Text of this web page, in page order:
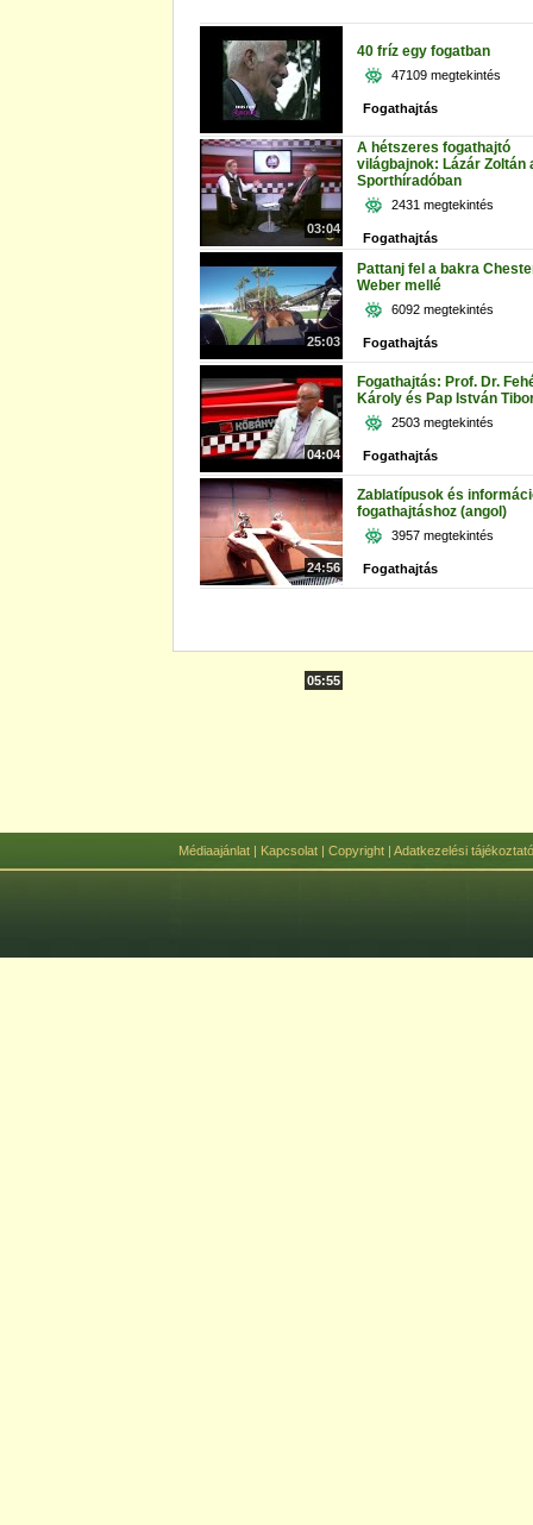
03:04
40 fríz egy fogatban
47109 megtekintés
Fogathajtás
25:03
A hétszeres fogathajtó
világbajnok: Lázár Zoltán
Sporthíradóban
2431 megtekintés
Fogathajtás
04:04
Pattanj fel a bakra
Weber mellé
6092 megtekintés
Fogathajtás
24:56
Fogathajtás: Prof. Dr.
Károly és Pap István
2503 megtekintés
Fogathajtás
05:55
Zablatípusok és
fogathajtáshoz (angol)
3957 megtekintés
Fogathajtás
Médiaajánlat| Kapcsolat| Copyright| Adatkezelési tájékoztató